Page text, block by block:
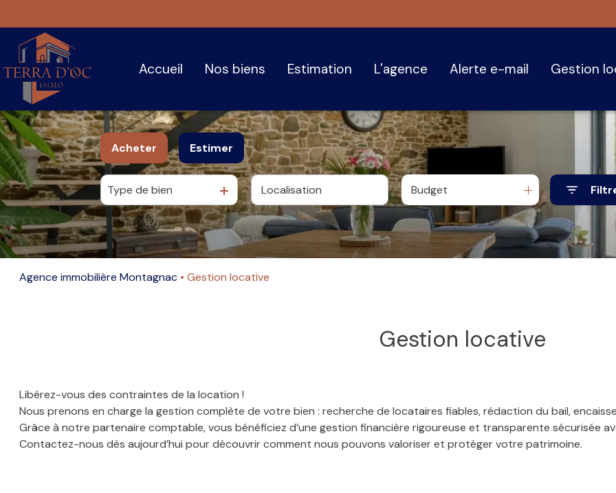
accueil nos biens estimation l'agence alerte e-mail gestion
Acheter
De l'ancien
Estimer
Type de bien Budget
Agence immobilière Montagnac Gestion locative
Gestion locative
Libérez-vous des contraintes de la location !
Nous prenons en charge la gestion complète de votre bien : recherche de locataires fiables, rédaction du bail,
Grâce à notre partenaire comptable, vous bénéficiez d’une gestion financière rigoureuse et transparente sécurisée
Contactez-nous dès aujourd’hui pour découvrir comment nous pouvons valoriser et protéger votre patrimoine.